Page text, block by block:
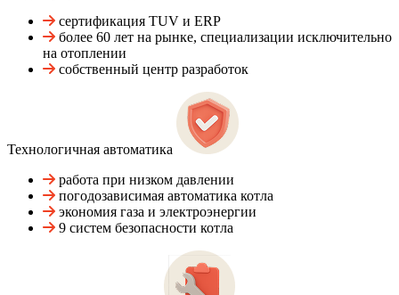
сертификация TUV и ERP
более 60 лет на рынке, специализации исключительно
на отоплении
собственный центр разработок
Технологичная автоматика
работа при низком давлении
погодозависимая автоматика котла
экономия газа и электроэнергии
9 систем безопасности котла